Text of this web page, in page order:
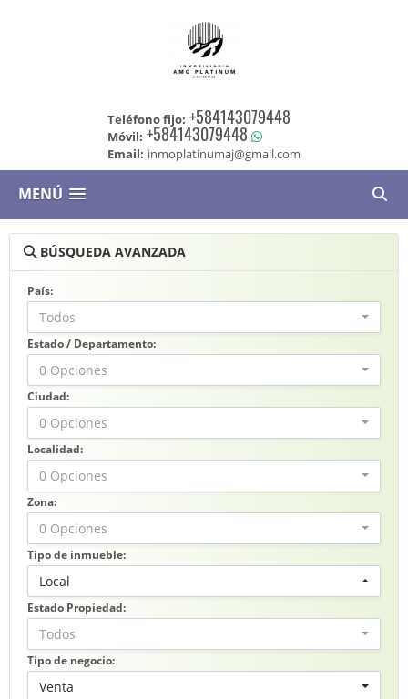
Teléfono fijo: +584143079448
Móvil: +584143079448
Email: inmoplatinumaj@gmail.com
MENÚ
BÚSQUEDA AVANZADA
País:
Todos
Estado / Departamento:
0 Opciones
Ciudad:
0 Opciones
Localidad:
0 Opciones
Zona:
0 Opciones
Tipo de inmueble:
Local
Estado Propiedad:
Todos
Tipo de negocio:
Venta